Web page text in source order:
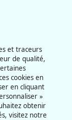
et traceurs
de qualité,
cookies en
en cliquant
»
obtenir
visitez notre